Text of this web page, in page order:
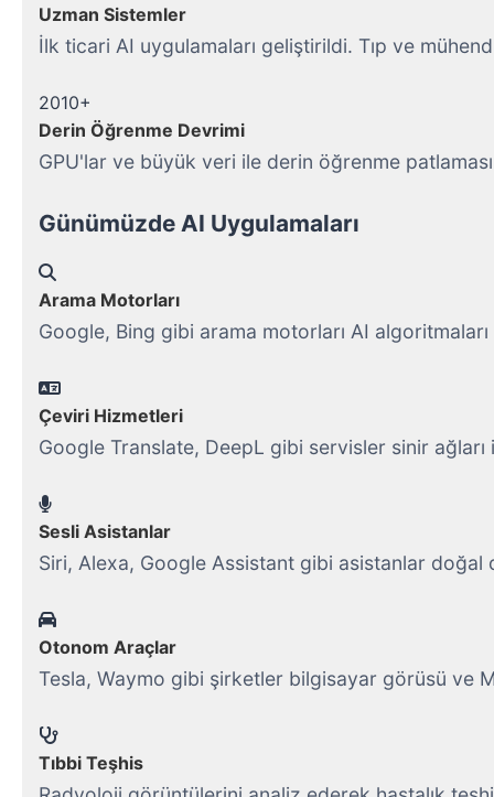
Uzman Sistemler
İlk ticari AI uygulamaları geliştirildi. Tıp ve
2010+
Derin Öğrenme Devrimi
GPU'lar ve büyük veri ile derin öğrenme
Günümüzde AI Uygulamaları
Arama Motorları
Google, Bing gibi arama motorları AI
Çeviri Hizmetleri
Google Translate, DeepL gibi servisler sinir
Sesli Asistanlar
Siri, Alexa, Google Assistant gibi asistanlar doğal
Otonom Araçlar
Tesla, Waymo gibi şirketler bilgisayar görüsü ve
Tıbbi Teşhis